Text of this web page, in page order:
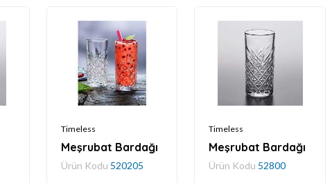
Timeless
Meşrubat Bardağı
Ürün Kodu 520205
Timeless
Meşrubat Bardağı
Ürün Kodu 52800